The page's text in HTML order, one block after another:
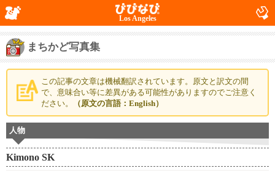
Los Angeles
まちかど写真集
この記事の文章は機械翻訳されています。原文と訳文の間
で、意味合い等に差異がある可能性がありますのでご注意く
ださい。
（原文の言語：English）
人物
Kimono SK